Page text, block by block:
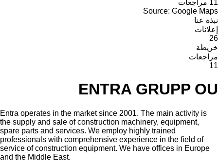
11 مراجعات
Source: Google Maps
نبذة عنا
إعلانات
26
خريطة
مراجعات
11
ENTRA GRUPP OU
Entra operates in the market since 2001. The main activity is
the supply and sale of construction machinery, equipment,
spare parts and services. We employ highly trained
professionals with comprehensive experience in the field of
service of construction equipment. We have offices in Europe
and the Middle East.